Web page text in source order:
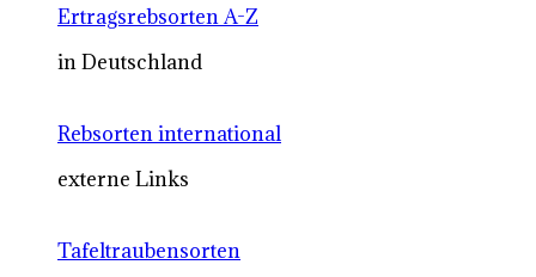
Ertragsrebsorten A-Z
in Deutschland
Rebsorten international
externe Links
Tafeltraubensorten